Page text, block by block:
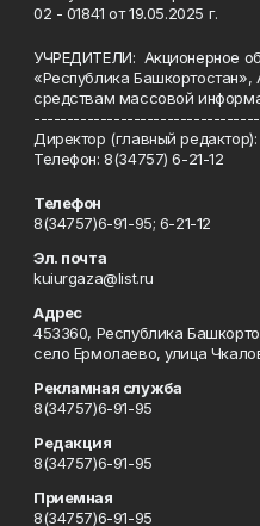
02 - 01841 от 19.05.2025 г.
УЧРЕДИТЕЛИ: Акционерное
«Республика Башкортостан»,
средствам массовой
----------------------------------
Директор (главный
Телефон: 8(34757) 6-21-12
Телефон
8(34757)6-91-95; 6-21-12
Эл. почта
kuiurgaza@list.ru
Адрес
453360, Республика
село Ермолаево, улица
Рекламная служба
8(34757)6-91-95
Редакция
8(34757)6-91-95
Приемная
8(34757)6-91-95